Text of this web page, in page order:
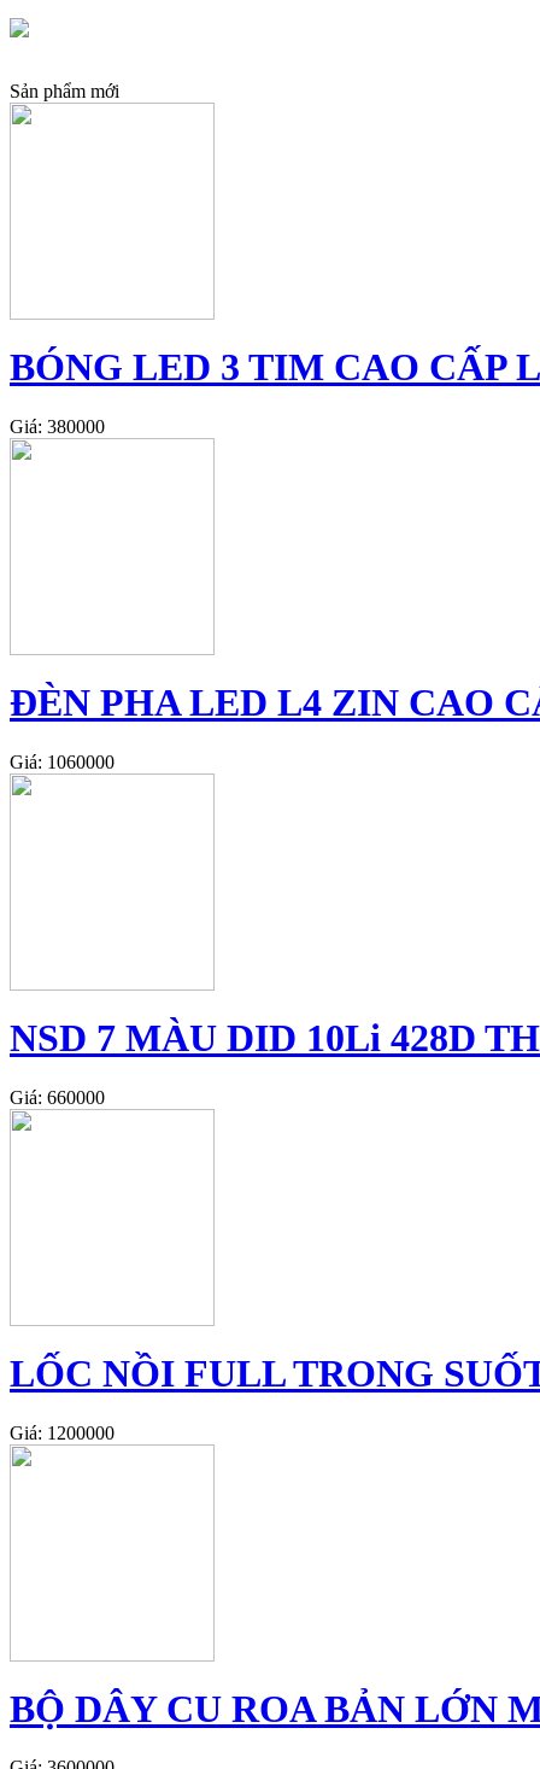
Sản phẩm mới
BÓNG LED 3 TIM CAO CẤP
Giá: 380000
ĐÈN PHA LED L4 ZIN CAO
Giá: 1060000
NSD 7 MÀU DID 10Li 428D
Giá: 660000
LỐC NỒI FULL TRONG
Giá: 1200000
BỘ DÂY CU ROA BẢN LỚN